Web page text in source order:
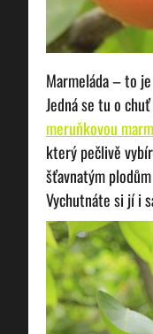
Marmeláda – to
Jedná se tu o
meruňkovou
který pečlivě
šťavnatým
Vychutnáte si jí i